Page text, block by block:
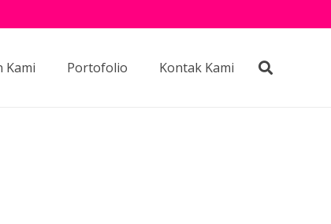
Kami Portofolio Kontak Kami